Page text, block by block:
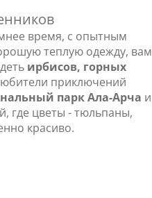
время, с опытным
теплую одежду, вам
ирбисов, горных
приключений
парк Ала-Арча и
где цветы - тюльпаны,
красиво.